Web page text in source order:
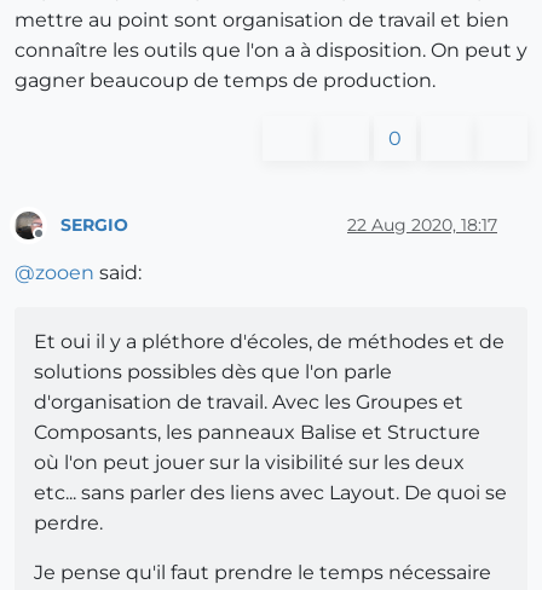
mettre au point sont organisation de travail et bien
connaître les outils que l'on a à disposition. On peut y
gagner beaucoup de temps de production.
0
SERGIO 22 Aug 2020, 18:17
@zooen said:
Et oui il y a pléthore d'écoles, de méthodes et de
solutions possibles dès que l'on parle
d'organisation de travail. Avec les Groupes et
Composants, les panneaux Balise et Structure
où l'on peut jouer sur la visibilité sur les deux
etc... sans parler des liens avec Layout. De quoi se
perdre.
Je pense qu'il faut prendre le temps nécessaire